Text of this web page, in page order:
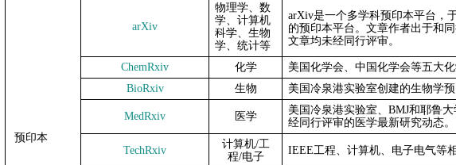
预印本
arXiv
物理学、数
学、计算机
科学、生物
学、统计等
arXiv是一个多学科预印本平台，
的预印本平台。文章作者出于和
文章均未经同行评审。
ChemRxiv 化学
美国化学会、中国化学会等五大
BioRxiv
生物 美国冷泉港实验室创建的生物学预
MedRxiv 医学
美国冷泉港实验室、BMJ和耶鲁
经同行评审的医学最新研究动态。
TechRxiv
计算机/工
程/电子
IEEE工程、计算机、电子电气等